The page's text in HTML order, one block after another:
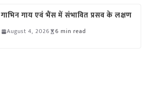
गाभिन गाय एवं भैंस में संभावित प्रसव के लक्षण
August 4, 2026 6 min read